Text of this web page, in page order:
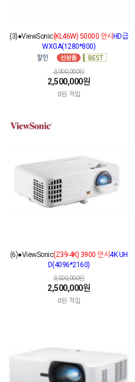
(3)●ViewSonic(KL46W) 50000 안시 HD급
WXGA(1280*800)
3,000,000원
2,500,000원
0원 적립
(6)●ViewSonic(Z39-4K) 3900 안시 4K UH
D(4096*2160)
3,500,000원
2,500,000원
0원 적립